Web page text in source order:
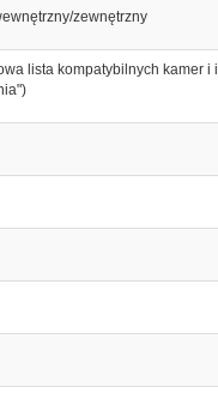
zewnętrzny
lista kompatybilnych kamer